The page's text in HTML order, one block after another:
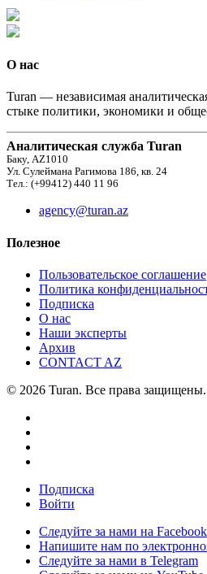
О нас
Turan — независимая
стыке политики, экономики и
Аналитическая служба Turan
Баку, AZ1010
Ул. Сулеймана Рагимова 186, кв. 24
Тел.: (+99412) 440 11 96
agency@turan.az
Полезное
Пользовательское соглашение
Политика
Подписка
О нас
Наши эксперты
Архив
CONTACT AZ
© 2026 Turan. Все права защищены.
Подписка
Войти
Следуйте за нами на Facebook
Напишите нам по
Следуйте за нами в Telegram